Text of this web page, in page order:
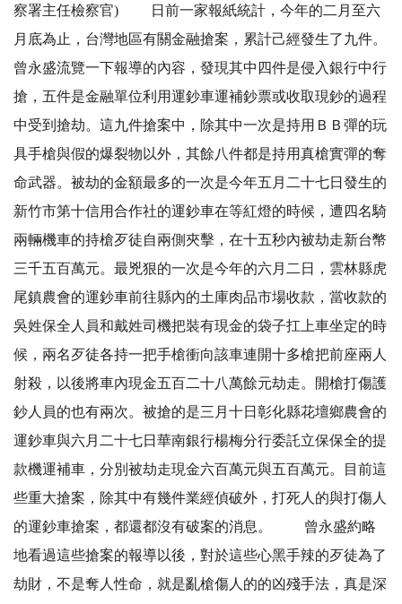
察署主任檢察官) 日前一家報紙統計，今年的二月至六
月底為止，台灣地區有關金融搶案，累計己經發生了九件。
曾永盛流覽一下報導的內容，發現其中四件是侵入銀行中行
搶，五件是金融單位利用運鈔車運補鈔票或收取現鈔的過程
中受到搶劫。這九件搶案中，除其中一次是持用ＢＢ彈的玩
具手槍與假的爆裂物以外，其餘八件都是持用真槍實彈的奪
命武器。被劫的金額最多的一次是今年五月二十七日發生的
新竹市第十信用合作社的運鈔車在等紅燈的時候，遭四名騎
兩輛機車的持槍歹徒自兩側夾擊，在十五秒內被劫走新台幣
三千五百萬元。最兇狠的一次是今年的六月二日，雲林縣虎
尾鎮農會的運鈔車前往縣內的土庫肉品市場收款，當收款的
吳姓保全人員和戴姓司機把裝有現金的袋子扛上車坐定的時
候，兩名歹徒各持一把手槍衝向該車連開十多槍把前座兩人
射殺，以後將車內現金五百二十八萬餘元劫走。開槍打傷護
鈔人員的也有兩次。被搶的是三月十日彰化縣花壇鄉農會的
運鈔車與六月二十七日華南銀行楊梅分行委託立保保全的提
款機運補車，分別被劫走現金六百萬元與五百萬元。目前這
些重大搶案，除其中有幾件業經偵破外，打死人的與打傷人
的運鈔車搶案，都還都沒有破案的消息。 曾永盛約略
地看過這些搶案的報導以後，對於這些心黑手辣的歹徒為了
劫財，不是奪人性命，就是亂槍傷人的的凶殘手法，真是深